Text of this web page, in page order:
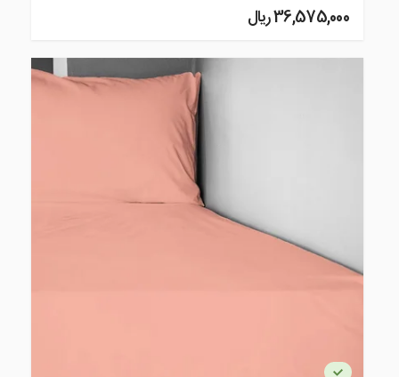
36,575,000 ريال